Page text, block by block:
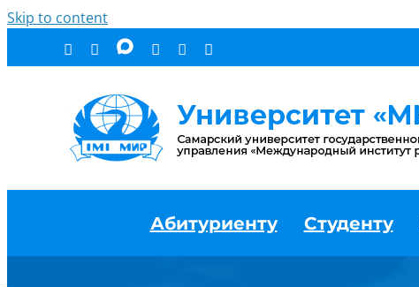
Skip to content
Абитуриенту Студенту